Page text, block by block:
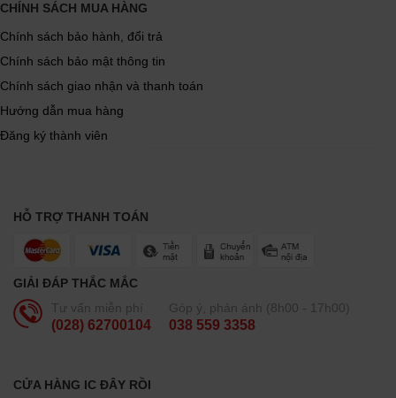
CHÍNH SÁCH MUA HÀNG
Chính sách bảo hành, đổi trả
Chính sách bảo mật thông tin
Chính sách giao nhận và thanh toán
Hướng dẫn mua hàng
Đăng ký thành viên
HỖ TRỢ THANH TOÁN
GIẢI ĐÁP THẮC MẮC
Tư vấn miễn phí
(028) 62700104
Góp ý, phản ánh (8h00 - 17h00)
038 559 3358
CỬA HÀNG IC ĐÂY RỒI